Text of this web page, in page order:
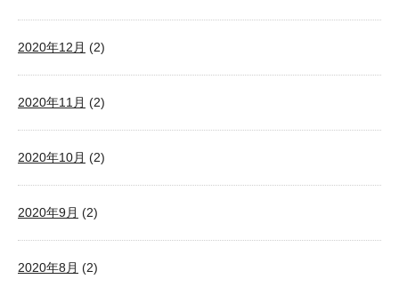
2020年12月 (2)
2020年11月 (2)
2020年10月 (2)
2020年9月 (2)
2020年8月 (2)